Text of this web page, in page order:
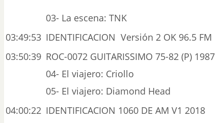
03- La escena: TNK
03:49:53 IDENTIFICACION Versión 2 OK 96.5 FM
03:50:39 ROC-0072 GUITARISSIMO 75-82 (P) 1987
04- El viajero: Criollo
05- El viajero: Diamond Head
04:00:22 IDENTIFICACION 1060 DE AM V1 2018